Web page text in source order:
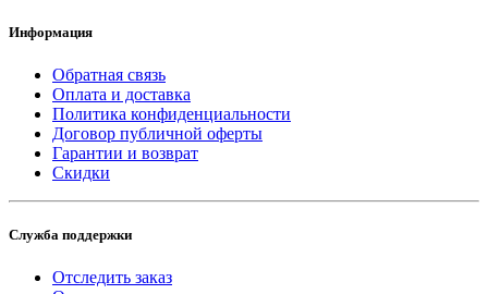
Информация
Обратная связь
Оплата и доставка
Политика конфиденциальности
Договор публичной оферты
Гарантии и возврат
Скидки
Служба поддержки
Отследить заказ